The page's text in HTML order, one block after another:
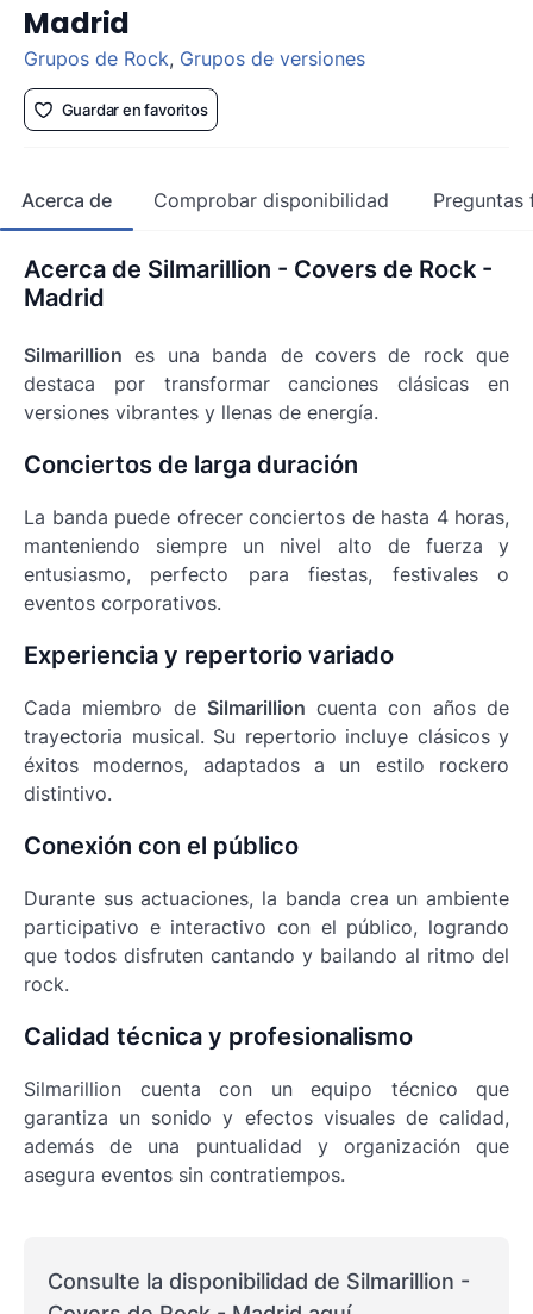
Madrid
Grupos de Rock, Grupos de versiones
Guardar en favoritos
Acerca de Comprobar disponibilidad Preguntas
Acerca de Silmarillion - Covers de Rock -
Madrid
Silmarillion es una banda de covers de rock que
destaca por transformar canciones clásicas en
versiones vibrantes y llenas de energía.
Conciertos de larga duración
La banda puede ofrecer conciertos de hasta 4 horas,
manteniendo siempre un nivel alto de fuerza y
entusiasmo, perfecto para fiestas, festivales o
eventos corporativos.
Experiencia y repertorio variado
Cada miembro de Silmarillion cuenta con años de
trayectoria musical. Su repertorio incluye clásicos y
éxitos modernos, adaptados a un estilo rockero
distintivo.
Conexión con el público
Durante sus actuaciones, la banda crea un ambiente
participativo e interactivo con el público, logrando
que todos disfruten cantando y bailando al ritmo del
rock.
Calidad técnica y profesionalismo
Silmarillion cuenta con un equipo técnico que
garantiza un sonido y efectos visuales de calidad,
además de una puntualidad y organización que
asegura eventos sin contratiempos.
Consulte la disponibilidad de Silmarillion -